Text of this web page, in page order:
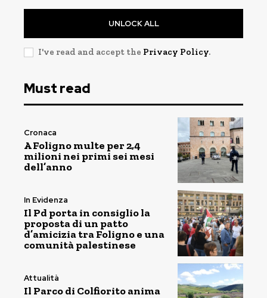
UNLOCK ALL
I've read and accept the Privacy Policy.
Must read
Cronaca
A Foligno multe per 2,4
milioni nei primi sei mesi
dell’anno
In Evidenza
Il Pd porta in consiglio la
proposta di un patto
d’amicizia tra Foligno e una
comunità palestinese
Attualità
Il Parco di Colfiorito anima